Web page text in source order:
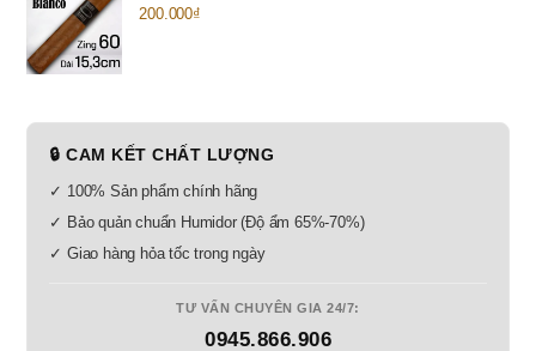
200.000₫
🔒 CAM KẾT CHẤT LƯỢNG
✓ 100% Sản phẩm chính hãng
✓ Bảo quản chuẩn Humidor (Độ ẩm 65%-70%)
✓ Giao hàng hỏa tốc trong ngày
TƯ VẤN CHUYÊN GIA 24/7:
0945.866.906